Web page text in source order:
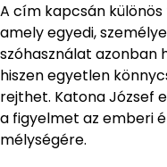
A cím kapcsán különös
amely egyedi,
szóhasználat
hiszen egyetlen
rejthet. Katona József
a figyelmet az emberi
mélységére.